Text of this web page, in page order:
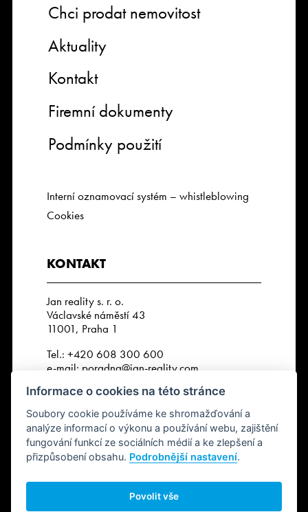
Chci prodat nemovitost
Aktuality
Kontakt
Firemní dokumenty
Podmínky použití
Interní oznamovací systém – whistleblowing
Cookies
KONTAKT
Jan reality s. r. o.
Václavské náměstí 43
11001, Praha 1
Tel.:+420 608 300 600
e-mail: poradna@jan-reality.com
IČO: 29057752
DIČ: CZ29057752
Číslo depozitního účtu r. k.:
2202612637 / 2010
SLEDUJTE NÁS
Informace o cookies na této stránce
Soubory cookie používáme ke shromažďování a
analýze informací o výkonu a používání webu, zajištění
fungování funkcí ze sociálních médií a ke zlepšení a
přizpůsobení obsahu. Podrobnější nastavení.
Povolit vše